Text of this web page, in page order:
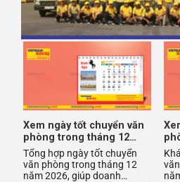
Xem ngày tốt chuyển văn
phòng trong tháng 12
năm 2026
Tổng hợp ngày tốt chuyển
văn phòng trong tháng 12
năm 2026, giúp doanh